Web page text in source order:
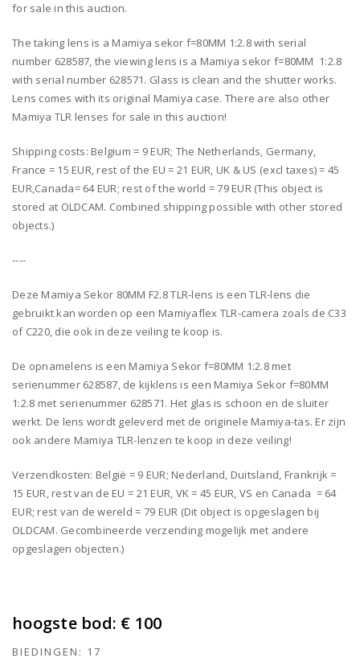
for sale in this auction.
The taking lens is a Mamiya sekor f=80MM 1:2.8 with serial
number 628587, the viewing lens is a Mamiya sekor f=80MM 1:2.8
with serial number 628571. Glass is clean and the shutter works.
Lens comes with its original Mamiya case. There are also other
Mamiya TLR lenses for sale in this auction!
Shipping costs: Belgium = 9 EUR; The Netherlands, Germany,
France = 15 EUR, rest of the EU = 21 EUR, UK & US (excl taxes) = 45
EUR,Canada= 64 EUR; rest of the world = 79 EUR (This object is
stored at OLDCAM. Combined shipping possible with other stored
objects.)
----
Deze Mamiya Sekor 80MM F2.8 TLR-lens is een TLR-lens die
gebruikt kan worden op een Mamiyaflex TLR-camera zoals de C33
of C220, die ook in deze veiling te koop is.
De opnamelens is een Mamiya Sekor f=80MM 1:2.8 met
serienummer 628587, de kijklens is een Mamiya Sekor f=80MM
1:2.8 met serienummer 628571. Het glas is schoon en de sluiter
werkt. De lens wordt geleverd met de originele Mamiya-tas. Er zijn
ook andere Mamiya TLR-lenzen te koop in deze veiling!
Verzendkosten: België = 9 EUR; Nederland, Duitsland, Frankrijk =
15 EUR, rest van de EU = 21 EUR, VK = 45 EUR, VS en Canada = 64
EUR; rest van de wereld = 79 EUR (Dit object is opgeslagen bij
OLDCAM. Gecombineerde verzending mogelijk met andere
opgeslagen objecten.)
hoogste bod: € 100
BIEDINGEN: 17